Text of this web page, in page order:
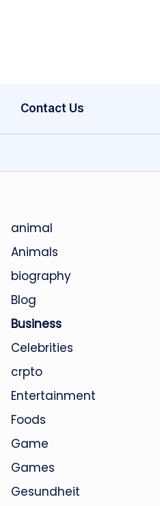
Contact Us
animal
Animals
biography
Blog
Business
Celebrities
crpto
Entertainment
Foods
Game
Games
Gesundheit